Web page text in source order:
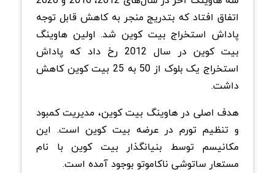
اتفاق افتاد که بتدریج منجر به کاهش قابل توجه
پاداش‌ استخراج بیت کوین شد. اولین هاوینگ
بیت کوین در سال 2012 رخ داد که پاداش
استخراج یک بلوک از 50 به 25 بیت کوین کاهش
داشت.
هدف اصلی در هاوینگ بیت کوین، مدیریت کمبود
و تنظیم تورم در عرضه بیت کوین است. این
مکانیسم توسط بنیانگذار بیت کوین با نام
مستعار ساتوشی ناکاموتو بوجود آمده است.